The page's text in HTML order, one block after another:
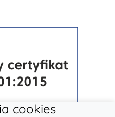
cookies